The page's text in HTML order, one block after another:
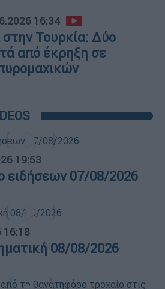
16:34
Τουρκία: Δύο
από έκρηξη σε
19:53
ειδήσεων 07/08/2026
16:18
08/08/2026